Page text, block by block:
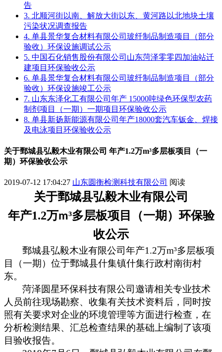
告
3. 北顺河街以南、解放大街以东、黄河路以北地块土壤
污染状况调查报告
4. 单县景华复合材料有限公司玻纤制品制造项目（部分
验收）环保设施调试公示
5. 中国石化销售股份有限公司山东菏泽零零四加油站迁
建项目环保验收公示
6. 单县景华复合材料有限公司玻纤制品制造项目（部分
验收）环保设施竣工公示
7. 山东东泽化工有限公司年产 15000吨绿色环保型农药
制剂项目（一期）一期项目环保验收公示
8. 单县新扬新能源有限公司年产18000套汽车钣金、焊接
及电泳项目环保验收公示
关于鄄城县弘毅木业有限公司 年产1.2万m³多层板项目（一
期）环保验收公示
2019-07-12 17:04:27 山东圆衡检测科技有限公司 阅读
关于鄄城县弘毅木业有限公司
年产1.2万m³多层板项目（一期）环保验
收公示
鄄城县弘毅木业有限公司年产1.2万m³多层板项
目（一期） 位于鄄城县什集镇什集行政村南街村
东。
菏泽圆星环保科技有限公司邀请相关专业技术
人员前往现场勘察、收集有关技术资料后，同时按
照有关要求对企业的环境管理等方面进行检查，在
分析检测结果、汇总检查结果的基础上编制了该项
目验收报告。